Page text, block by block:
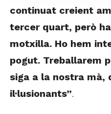
continuat creient
tercer quart, però
motxilla. Ho hem
pogut. Treballarem
siga a la nostra mà,
il·lusionants”.